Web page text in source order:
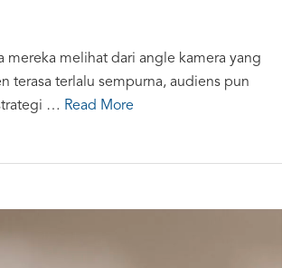
melihat dari angle kamera yang
terasa terlalu sempurna, audiens pun
… Read More